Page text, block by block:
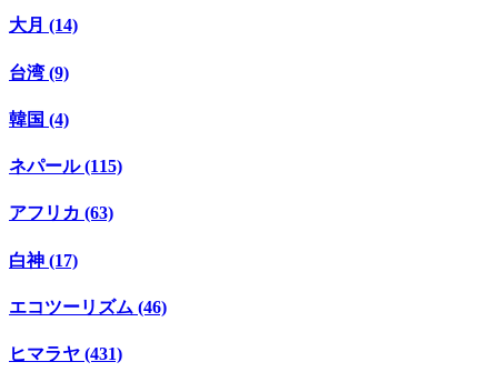
大月 (14)
台湾 (9)
韓国 (4)
ネパール (115)
アフリカ (63)
白神 (17)
エコツーリズム (46)
ヒマラヤ (431)